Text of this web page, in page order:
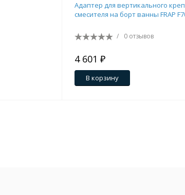
Адаптер для вертикального
смесителя на борт ванны FRAP
/ 0 отзывов
4 601 ₽
В корзину